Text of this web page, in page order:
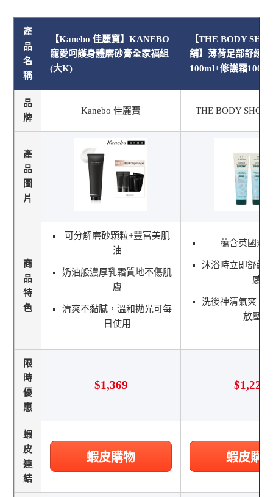
產
品
名
稱
【Kanebo 佳麗寶】KANEBO
寵愛呵護身體磨砂膏全家福組
(大K)
【THE BODY
舖】薄荷足部舒緩
100ml+修護霜
品
牌
Kanebo 佳麗寶 THE BODY SHOP
產
品
圖
片
商
品
特
色
可分解磨砂顆粒+豐富美肌
油
奶油般濃厚乳霜質地不傷肌
膚
清爽不黏膩，溫和拋光可每
日使用
蘊含英國薄
沐浴時立即舒緩
感
洗後神清氣爽，
放壓力
限
時
優
惠
$1,369 $1,220
蝦
皮
連
結
蝦皮購物 蝦皮購